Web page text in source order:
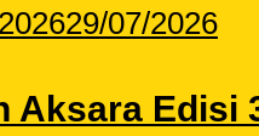
29/07/2026
Aksara Edisi